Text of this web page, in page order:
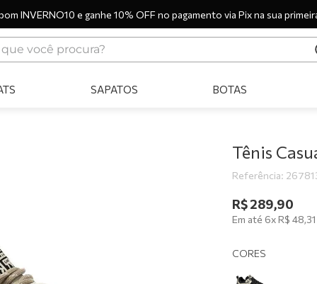
INVERNO10 e ganhe 10% OFF no pagamento via Pix na sua
você procura?
SAPATOS BOTAS
Tênis
Referência:
R$289,90
Em até 6xR$ 48,31
CORES
tênis branco